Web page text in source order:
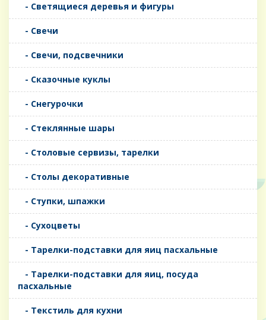
- Светящиеся деревья и фигуры
- Свечи
- Свечи, подсвечники
- Сказочные куклы
- Снегурочки
- Стеклянные шары
- Столовые сервизы, тарелки
- Столы декоративные
- Ступки, шпажки
- Сухоцветы
- Тарелки-подставки для яиц пасхальные
- Тарелки-подставки для яиц, посуда
пасхальные
- Текстиль для кухни